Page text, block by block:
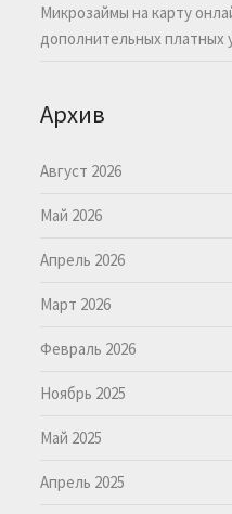
Микрозаймы на карту
дополнительных платных
Архив
Август 2026
Май 2026
Апрель 2026
Март 2026
Февраль 2026
Ноябрь 2025
Май 2025
Апрель 2025